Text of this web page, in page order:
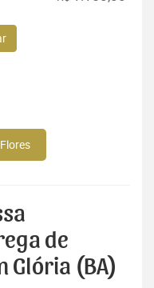
de
Glória (BA)